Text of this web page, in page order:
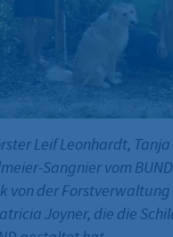
Leif Leonhardt,
Sangnier vom
von der
Joyner, die die